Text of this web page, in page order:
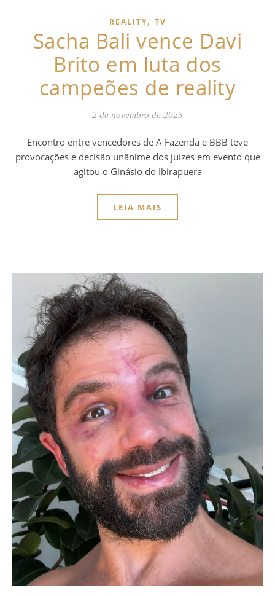
REALITY, TV
Sacha Bali vence Davi
Brito em luta dos
campeões de reality
2 de novembro de 2025
Encontro entre vencedores de A Fazenda e BBB teve
provocações e decisão unânime dos juízes em evento que
agitou o Ginásio do Ibirapuera
LEIA MAIS